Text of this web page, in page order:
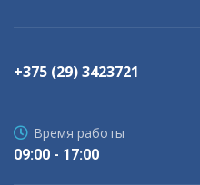
+375 (29) 3423721
Время работы
09:00 - 17:00